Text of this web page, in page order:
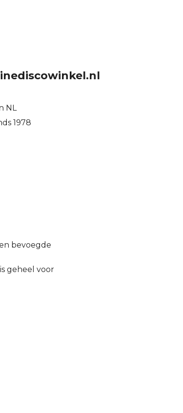
NL
1978
bevoegde
geheel voor